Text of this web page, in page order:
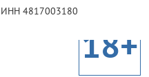
ИНН 4817003180
18+